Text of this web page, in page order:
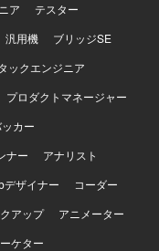
、AWS ECS、
てフルスタックに
や開発標準の整備
いただける環境で
構成となっており
コンテナ上
理はGitおよび
ア
テスター
汎用機
ブリッジSE
ックエンジニア
プロダクトマネージャー
カー
ナー
アナリスト
デザイナー
コーダー
アップ
アニメーター
ケター